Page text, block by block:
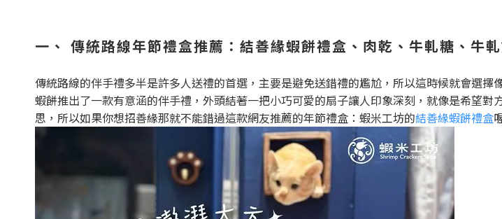
一、 傳統路線年節禮盒推薦：結善緣蝦餅禮盒、肉乾、牛軋糖、牛
傳統路線的伴手禮多半是許多人送禮的首選，主要是避免送錯禮的尷尬，所以這時候就會選
蝦餅推出了一款有意涵的伴手禮，外頭結著一把小巧可愛的扇子讓人印象深刻，就像是希望
思，所以如果你想招善緣那就不能錯過這款網友推薦的年節禮盒：蝦米工坊的結善緣蝦餅禮盒